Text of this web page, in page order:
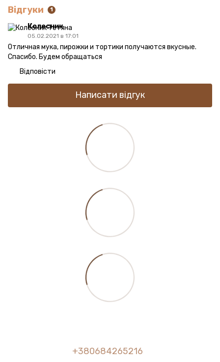
Відгуки 1
Колесник
05.02.2021 в 17:01
Отличная мука, пирожки и тортики получаются вкусные.
Спасибо. Будем обращаться
Відповісти
Написати відгук
+380684265216